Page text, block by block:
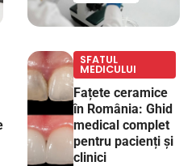
SFATUL
MEDICULUI
Fațete ceramice
în România: Ghid
medical complet
pentru pacienți și
clinici